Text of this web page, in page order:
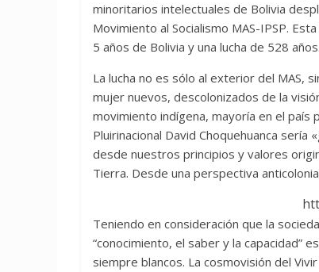
minoritarios intelectuales de Bolivia
Movimiento al Socialismo MAS-IPSP.
5 años de Bolivia y una lucha de 528 años.
La lucha no es sólo al exterior del MAS,
mujer nuevos, descolonizados de la
movimiento indígena, mayoría en el
Pluirinacional David Choquehuanca
desde nuestros principios y valores
Tierra. Desde una perspectiva
Teniendo en consideración que la
“conocimiento, el saber y la capacidad”
siempre blancos. La cosmovisión del